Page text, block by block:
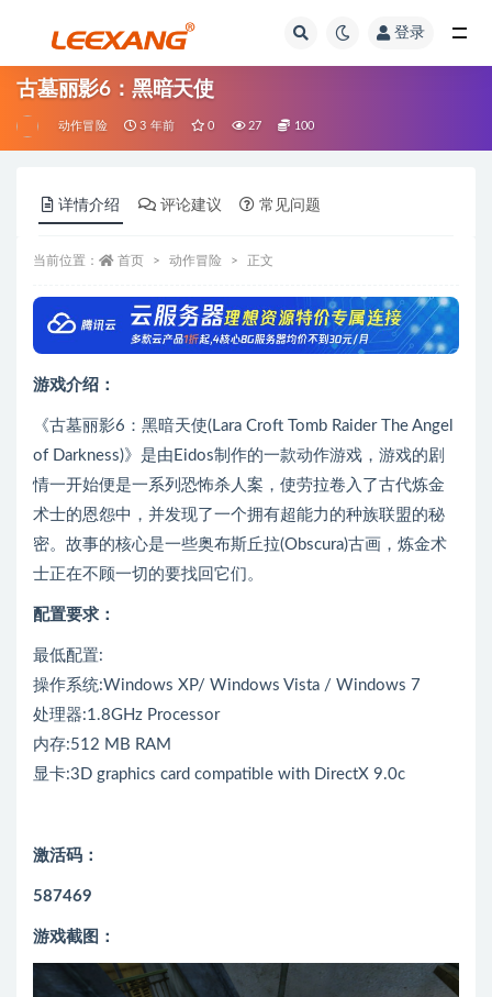
登录
古墓丽影6：黑暗天使
动作冒险 3 年前 0 27 100
详情介绍 评论建议 常见问题
当前位置： 首页 动作冒险 正文
游戏介绍：
《古墓丽影6：黑暗天使(Lara Croft Tomb Raider The Angel
of Darkness)》是由Eidos制作的一款动作游戏，游戏的剧
情一开始便是一系列恐怖杀人案，使劳拉卷入了古代炼金
术士的恩怨中，并发现了一个拥有超能力的种族联盟的秘
密。故事的核心是一些奥布斯丘拉(Obscura)古画，炼金术
士正在不顾一切的要找回它们。
配置要求：
最低配置:
操作系统:Windows XP/ Windows Vista / Windows 7
处理器:1.8GHz Processor
内存:512 MB RAM
显卡:3D graphics card compatible with DirectX 9.0c
激活码：
587469
游戏截图：